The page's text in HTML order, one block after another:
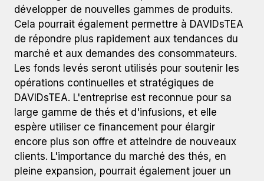
développer de nouvelles gammes de produits.
Cela pourrait également permettre à DAVIDsTEA
de répondre plus rapidement aux tendances du
marché et aux demandes des consommateurs.
Les fonds levés seront utilisés pour soutenir les
opérations continuelles et stratégiques de
DAVIDsTEA. L'entreprise est reconnue pour sa
large gamme de thés et d'infusions, et elle
espère utiliser ce financement pour élargir
encore plus son offre et atteindre de nouveaux
clients. L'importance du marché des thés, en
pleine expansion, pourrait également jouer un